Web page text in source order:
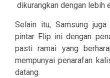
dikurangkan dengan lebih
Selain itu, Samsung
pintar Flip ini dengan
pasti ramai yang
mempunyai penarafan
datang.